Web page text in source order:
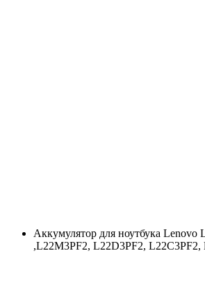
Аккумулятор для ноутбука Lenovo
,L22M3PF2, L22D3PF2, L22C3PF2,